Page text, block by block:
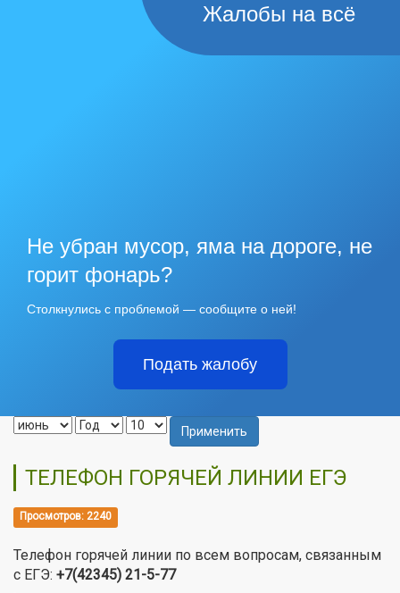
Жалобы на всё
Не убран мусор, яма на дороге, не
горит фонарь?
Столкнулись с проблемой — сообщите о ней!
Подать жалобу
Применить
ТЕЛЕФОН ГОРЯЧЕЙ ЛИНИИ ЕГЭ
Просмотров: 2240
Телефон горячей линии по всем вопросам, связанным
с ЕГЭ: +7(42345) 21-5-77